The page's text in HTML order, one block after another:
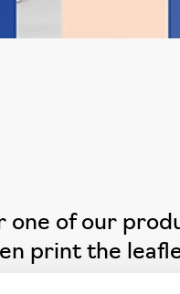
of our
print the